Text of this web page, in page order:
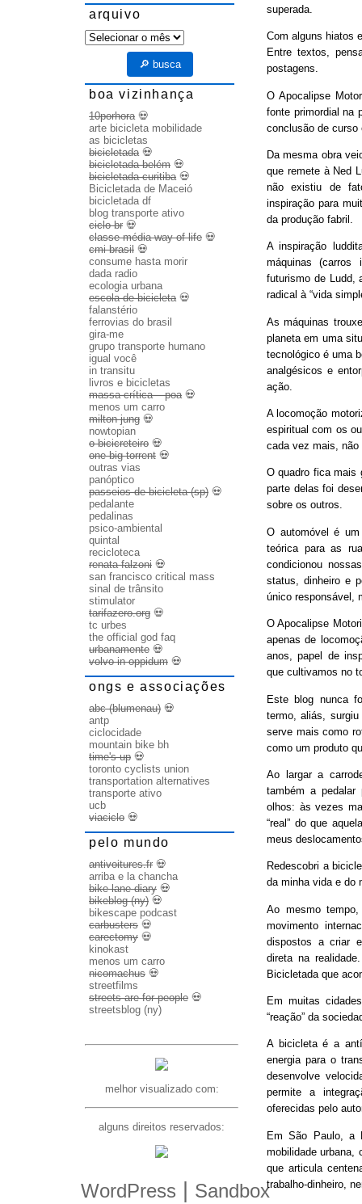
superada.
Com alguns hiatos
Entre textos,
postagens.
O Apocalipse
fonte primordial na
conclusão de curso
Da mesma obra
que remete à Ned
não existiu de
inspiração para
da produção fabril.
A inspiração
máquinas (carros
futurismo de Ludd,
radical à “vida
As máquinas
planeta em uma
tecnológico é uma
analgésicos e
ação.
A locomoção
espiritual com os
cada vez mais,
O quadro fica mais
parte delas foi
sobre os outros.
O automóvel é
teórica para as
condicionou
status, dinheiro e
único responsável,
O Apocalipse
apenas de
anos, papel de
que cultivamos no
Este blog nunca
termo, aliás,
serve mais como
como um produto
Ao largar a
também a pedalar
olhos: às vezes
“real” do que
meus
Redescobri a
da minha vida e do
Ao mesmo
movimento
dispostos a criar
direta na
Bicicletada que
Em muitas
“reação” da
A bicicleta é a
energia para o
desenvolve
permite a
oferecidas pelo
Em São Paulo, a
mobilidade urbana,
que articula
trabalho-dinheiro,
arquivo
arquivo
🔎 busca
boa vizinhança
10porhora💀
arte bicicleta mobilidade
as bicicletas
bicicletada💀
bicicletada belém 💀
bicicletada curitiba💀
Bicicletada de Maceió
bicicletada df
blog transporte ativo
ciclo br 💀
classe média way of life 💀
cmi brasil 💀
consume hasta morir
dada radio
ecologia urbana
escola de bicicleta💀
falanstério
ferrovias do brasil
gira-me
grupo transporte humano
igual você
in transitu
livros e bicicletas
massa crítica – poa💀
menos um carro
milton jung 💀
nowtopian
o bicicreteiro 💀
one big torrent 💀
outras vias
panóptico
passeios de bicicleta (sp) 💀
pedalante
pedalinas
psico-ambiental
quintal
recicloteca
renata falzoni 💀
san francisco critical mass
sinal de trânsito
stimulator
tarifazero.org 💀
tc urbes
the official god faq
urbanamente 💀
volvo in oppidum 💀
ongs e associações
abc (blumenau) 💀
antp
ciclocidade
mountain bike bh
time's up 💀
toronto cyclists union
transportation alternatives
transporte ativo
ucb
viaciclo 💀
pelo mundo
antivoitures.fr 💀
arriba e la chancha
bike lane diary 💀
bikeblog (ny) 💀
bikescape podcast
carbusters 💀
carectomy 💀
kinokast
menos um carro
nicomachus 💀
streetfilms
streets are for people 💀
streetsblog (ny)
melhor visualizado com:
alguns direitos reservados:
WordPress Sandbox